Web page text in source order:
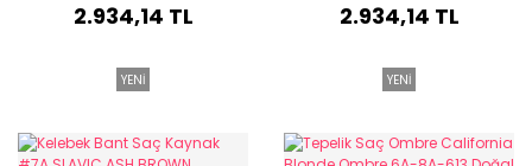
2.934,14 TL
YENİ
2.934,14 TL
YENİ